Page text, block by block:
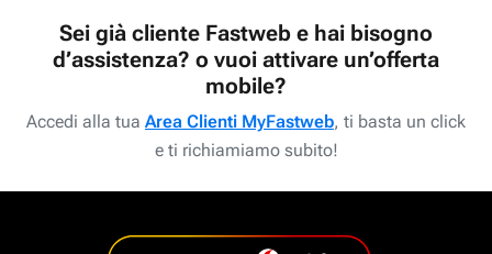
Sei già cliente Fastweb e hai bisogno
d’assistenza? o vuoi attivare un’offerta
mobile?
Accedi alla tua Area Clienti MyFastweb, ti basta un click
e ti richiamiamo subito!